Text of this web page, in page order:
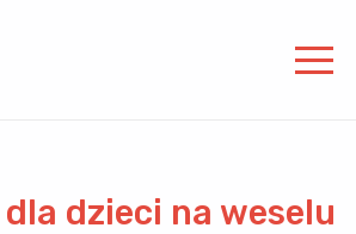
dzieci na weselu